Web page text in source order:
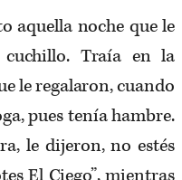
aquella noche que le
Traía en la
le regalaron, cuando
pues tenía hambre.
le dijeron, no estés